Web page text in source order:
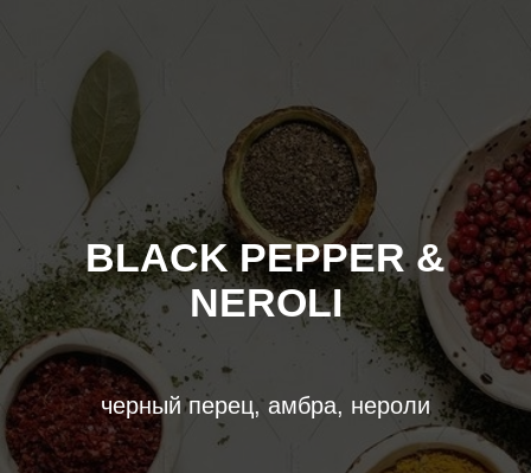
BLACK PEPPER &
NEROLI
черный перец, амбра, нероли